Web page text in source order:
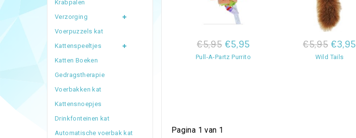
€5,95 €5,95
Pull-A-Partz Purrito
€5,95 €3,95
Wild Tails
Pagina 1 van 1
Krabpalen
Verzorging
Voerpuzzels kat
Kattenspeeltjes
Katten Boeken
Gedragstherapie
Voerbakken kat
Kattensnoepjes
Drinkfonteinen kat
Automatische voerbak kat